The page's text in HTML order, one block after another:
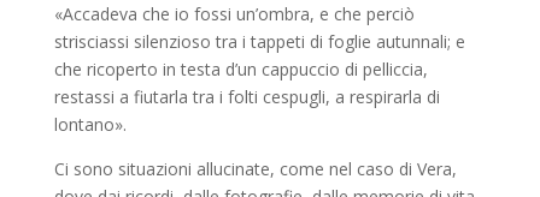
«Accadeva che io fossi un’ombra, e che perciò
strisciassi silenzioso tra i tappeti di foglie autunnali; e
che ricoperto in testa d’un cappuccio di pelliccia,
restassi a fiutarla tra i folti cespugli, a respirarla di
lontano».
Ci sono situazioni allucinate, come nel caso di Vera,